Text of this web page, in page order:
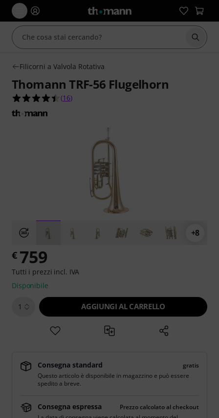
Filicorni a Valvola Rotativa
Thomann TRF-56 Flugelhorn
4.4 su 5 stelle su 16 valutazioni dei clienti
(16)
+8
€ 759
Tutti i prezzi incl. IVA
Disponibile
1 AGGIUNGI AL CARRELLO
Consegna standard
gratis
Questo articolo è disponibile in magazzino e può essere
spedito a breve.
Consegna espressa
Prezzo calcolato al checkout